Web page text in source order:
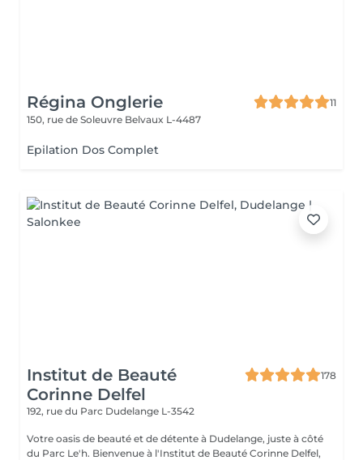
Régina Onglerie
11
150, rue de Soleuvre Belvaux L-4487
Epilation Dos Complet
Institut de Beauté
Corinne Delfel
178
192, rue du Parc Dudelange L-3542
Votre oasis de beauté et de détente à Dudelange, juste à côté
du Parc Le'h. Bienvenue à l'Institut de Beauté Corinne Delfel,